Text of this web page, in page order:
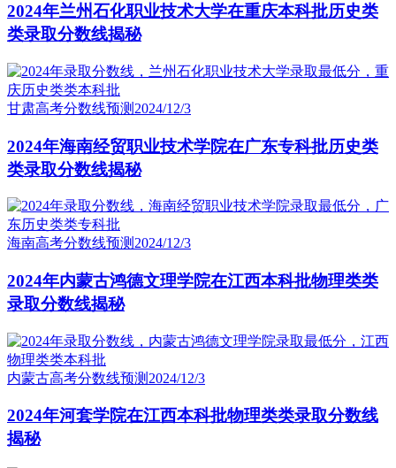
2024年兰州石化职业技术大学在重庆本科批历史类
类录取分数线揭秘
甘肃高考分数线预测 2024/12/3
2024年海南经贸职业技术学院在广东专科批历史类
类录取分数线揭秘
海南高考分数线预测 2024/12/3
2024年内蒙古鸿德文理学院在江西本科批物理类类
录取分数线揭秘
内蒙古高考分数线预测 2024/12/3
2024年河套学院在江西本科批物理类类录取分数线
揭秘